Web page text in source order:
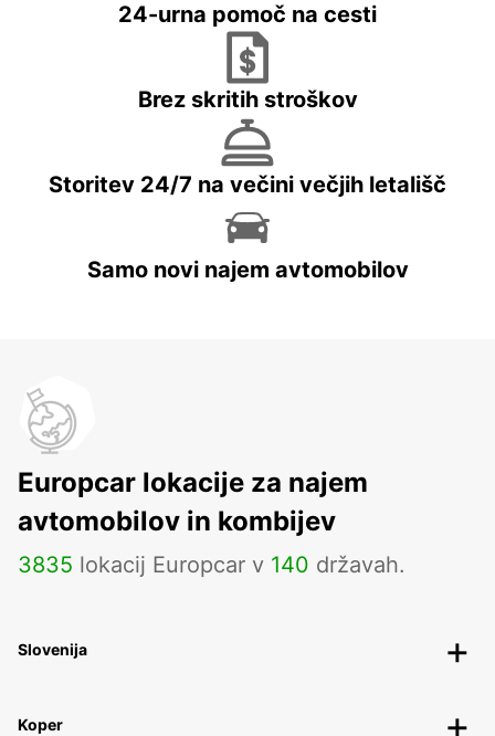
24-urna pomoč na cesti
Brez skritih stroškov
Storitev 24/7 na večini večjih letališč
Samo novi najem avtomobilov
Europcar lokacije za najem
avtomobilov in kombijev
3835 lokacij Europcar v 140 državah.
Slovenija
Koper